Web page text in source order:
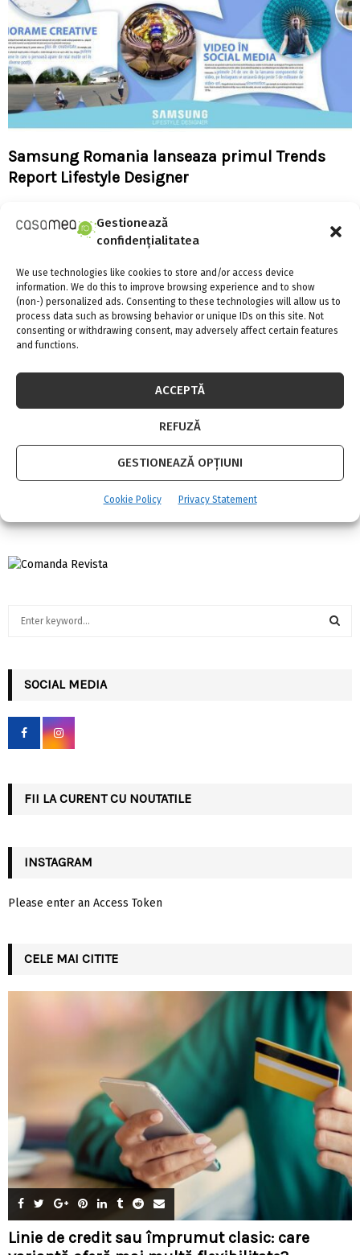
Gestionează
confidențialitatea
We use technologies like cookies to store and/or access device
information. We do this to improve browsing experience and to show
(non-) personalized ads. Consenting to these technologies will allow us to
process data such as browsing behavior or unique IDs on this site. Not
consenting or withdrawing consent, may adversely affect certain features
and functions.
ACCEPTĂ
REFUZĂ
GESTIONEAZĂ OPȚIUNI
Cookie Policy Privacy Statement
Samsung Romania lanseaza primul Trends
Report Lifestyle Designer
Tot mai multe acoperisuri invelite cu
Wetterbest
h
f
r
SOCIAL MEDIA
FII LA CURENT CU NOUTATILE
INSTAGRAM
Please enter an Access Token
CELE MAI CITITE
Linie de credit sau împrumut clasic: care